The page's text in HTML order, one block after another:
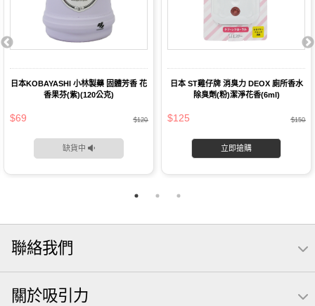
日本KOBAYASHI 小林製藥 固體芳香 花
香果芬(紫)(120公克)
$69 $120
缺貨中
日本 ST雞仔牌 消臭力 DEOX 廁所香水
除臭劑(粉)潔淨花香(6ml)
$125 $150
立即搶購
聯絡我們
關於吸引力